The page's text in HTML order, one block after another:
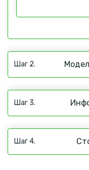
Шаг 2.
Шаг 3.
Шаг 4.